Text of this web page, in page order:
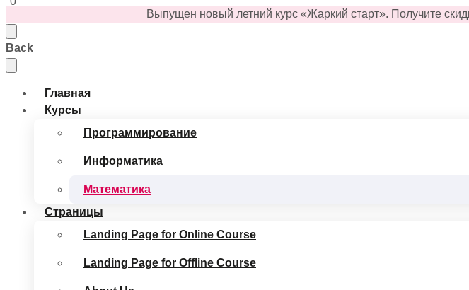
Выпущен новый летний курс «Жаркий старт». Получите
Back
Главная
Курсы
Программирование
Информатика
Математика
Страницы
Landing Page for Online Course
Landing Page for Offline Course